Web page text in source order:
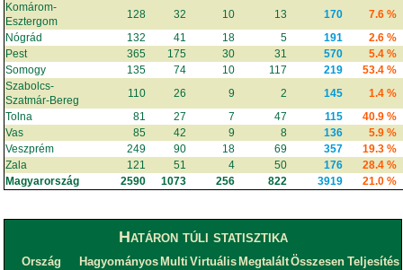
Komárom-
Esztergom
128 32 10 13 170
7.6 %
Nógrád
132 41 18 5 191
2.6 %
Pest
365 175 30 31 570
5.4 %
Somogy
135 74 10 117 219
53.4 %
Szabolcs-
Szatmár-Bereg
110 26 9 2 145
1.4 %
Tolna
81 27 7 47 115
40.9 %
Vas
85 42 9 8 136
5.9 %
Veszprém
249 90 18 69 357
19.3 %
Zala
121 51 4 50 176
28.4 %
Magyarország
2590 1073 256 822 3919 21.0 %
Határon túli statisztika
Ország Hagyományos Multi Virtuális MegtaláltÖsszesen Teljesítés